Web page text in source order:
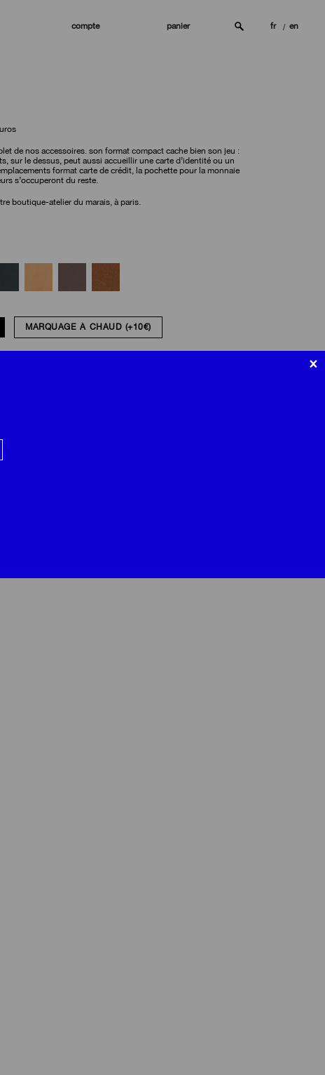
compte panier fr en
de nos accessoires. son format compact cache bien son jeu :
sur le dessus, peut aussi accueillir une carte d’identité ou un
format carte de crédit, la pochette pour la monnaie
s’occuperont du reste.
boutique-atelier du marais, à paris.
MARQUAGE À CHAUD (+10€)
×